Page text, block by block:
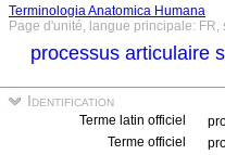
Terminologia Anatomica Humana
Page d'unité, langue principale:
processus articulaire
Identification
Terme latin officiel
Terme officiel